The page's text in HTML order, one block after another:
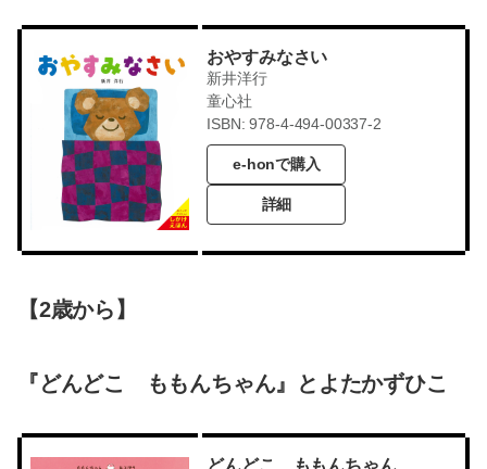
おやすみなさい
新井洋行
童心社
ISBN: 978-4-494-00337-2
e-honで購入
詳細
【2歳から】
『どんどこ ももんちゃん』とよたかずひこ
どんどこ ももんちゃん